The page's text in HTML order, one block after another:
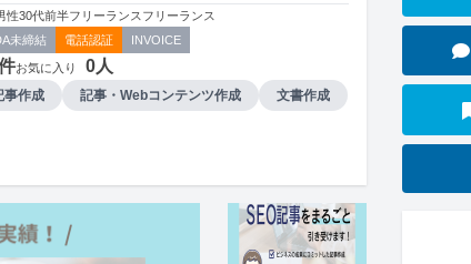
性30代前半フリーランス フリーランス
未締結 電話認証 INVOICE
お気に入り 0人
事作成 記事・Webコンテンツ作成
文書作成